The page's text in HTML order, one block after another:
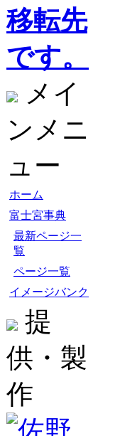
移転先
です。
メイ
ンメニ
ュー
ホーム
富士宮事典
最新ページ一
覧
ページ一覧
イメージバンク
提
供・製
作